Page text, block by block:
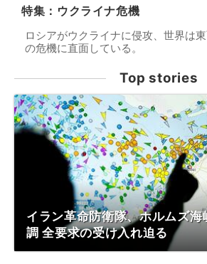
特集：ウクライナ危機
ロシアがウクライナに侵攻、世界は
の危機に直面している。
Top stories
イラン革命防衛隊、ホルムズ海
調 全要求の受け入れ迫る